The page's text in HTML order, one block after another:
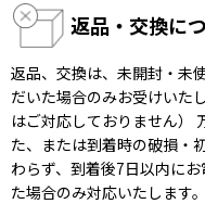
返品・交換に
返品、交換は、未開封・未
だいた場合のみお受けいた
はご対応しておりません）
た、または到着時の破損・
わらず、到着後7日以内に
た場合のみ対応いたします。